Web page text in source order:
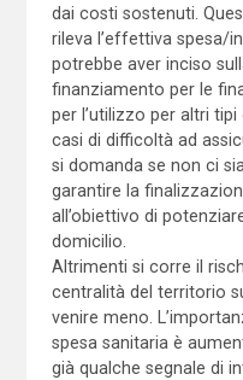
dai costi sostenuti.
rileva l’effettiva spesa/
potrebbe aver inciso
finanziamento per le
per l’utilizzo per altri
casi di difficoltà ad
si domanda se non ci
garantire la
all’obiettivo di
domicilio.
Altrimenti si corre il
centralità del territorio
venire meno.
spesa sanitaria è
già qualche segnale di